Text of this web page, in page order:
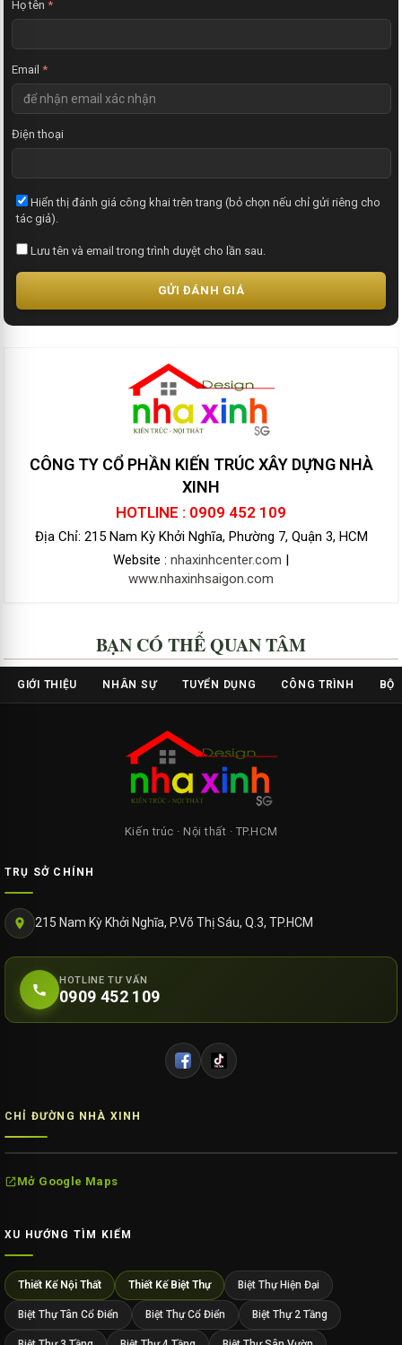
Họ tên *
Email *
Điện thoại
Hiển thị đánh giá công khai trên trang (bỏ chọn nếu chỉ gửi riêng cho
tác giả).
Lưu tên và email trong trình duyệt cho lần sau.
GỬI ĐÁNH GIÁ
CÔNG TY CỔ PHẦN KIẾN TRÚC XÂY DỰNG NHÀ
XINH
HOTLINE : 0909 452 109
Địa Chỉ: 215 Nam Kỳ Khởi Nghĩa, Phường 7, Quận 3, HCM
Website : nhaxinhcenter.com |
www.nhaxinhsaigon.com
BẠN CÓ THỂ QUAN TÂM
GIỚI THIỆU NHÂN SỰ TUYỂN DỤNG CÔNG TRÌNH BỘ
Kiến trúc · Nội thất · TP.HCM
TRỤ SỞ CHÍNH
215 Nam Kỳ Khởi Nghĩa, P.Võ Thị Sáu, Q.3, TP.HCM
HOTLINE TƯ VẤN
0909 452 109
CHỈ ĐƯỜNG NHÀ XINH
Mở Google Maps
XU HƯỚNG TÌM KIẾM
Thiết Kế Nội Thất Thiết Kế Biệt Thự Biệt Thự Hiện Đại
Biệt Thự Tân Cổ Điển Biệt Thự Cổ Điển Biệt Thự 2 Tầng